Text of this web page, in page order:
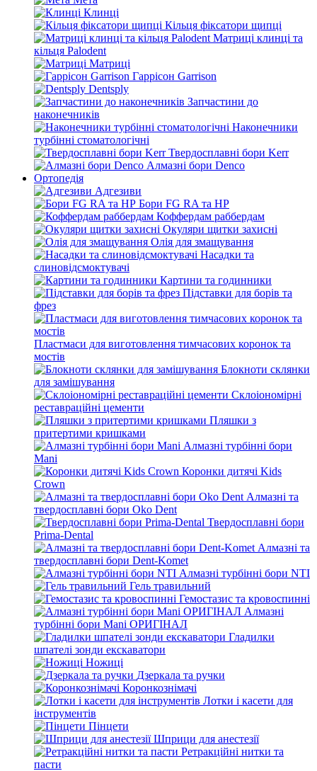
Клинці
Кільця фіксатори щипці
Матриці клинці та
кільця Palodent
Матриці
Гаррісон Garrison
Dentsply
Запчастини до
наконечників
Наконечники
турбінні стоматологічні
Твердосплавні бори Kerr
Алмазні бори Denco
Ортопедія
Адгезиви
Бори FG RA та HP
Коффердам раббердам
Окуляри щитки захисні
Олія для змащування
Насадки та
слиновідсмоктувачі
Картини та годинники
Підставки для борів та
фрез
Пластмаси для виготовлення тимчасових коронок та
мостів
Блокноти склянки
для замішування
Склоіономірні
реставраційні цементи
Пляшки з
притертими кришками
Алмазні турбінні бори
Mani
Коронки дитячі Kids
Crown
Алмазні та
твердосплавні бори Oko Dent
Твердосплавні бори
Prima-Dental
Алмазні та
твердосплавні бори Dent-Komet
Алмазні турбінні бори NTI
Гель травильний
Гемостазис та кровоспинні
Алмазні
турбінні бори Mani ОРИГІНАЛ
Гладилки
шпателі зонди екскаватори
Ножиці
Дзеркала та ручки
Коронкознімачі
Лотки і касети для
інструментів
Пінцети
Шприци для анестезії
Ретракційні нитки та
пасти